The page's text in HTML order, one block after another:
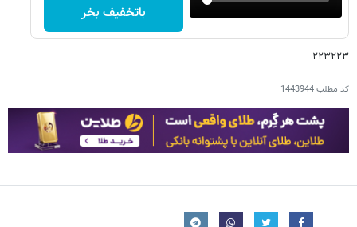
باتخفیف بخر
۲۲۳۲۲۳
کد مطلب1443944